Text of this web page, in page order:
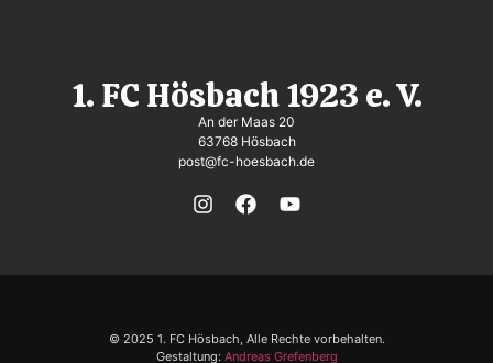
1. FC Hösbach 1923 e. V.
An der Maas 20
63768 Hösbach
post@fc-hoesbach.de
© 2025 1. FC Hösbach, Alle Rechte vorbehalten.
Gestaltung: Andreas Grefenberg